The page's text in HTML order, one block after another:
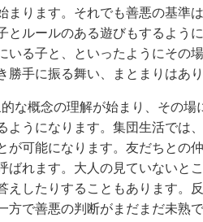
まります。それでも善悪の基準
とルールのある遊びもするよう
いる子と、といったようにその
勝手に振る舞い、まとまりはあり
な概念の理解が始まり、その
ようになります。集団生活では
が可能になります。友だちとの
ばれます。大人の見ていないと
えしたりすることもあります。
方で善悪の判断がまだまだ未熟